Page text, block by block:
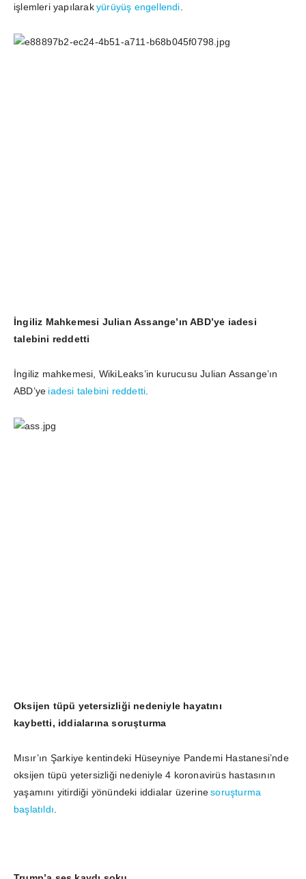
işlemleri yapılarak yürüyüş engellendi
İngiliz Mahkemesi Julian Assange’ın ABD’ye iadesi
talebini reddetti
İngiliz mahkemesi, WikiLeaks’in kurucusu Julian Assange’ın
ABD’ye iadesi talebini reddetti
Oksijen tüpü yetersizliği nedeniyle hayatını
kaybetti, iddialarına soruşturma
Mısır’ın Şarkiye kentindeki Hüseyniye Pandemi Hastanesi’nde
oksijen tüpü yetersizliği nedeniyle 4 koronavirüs hastasının
yaşamını yitirdiği yönündeki iddialar üzerine soruşturma
başlatıldı